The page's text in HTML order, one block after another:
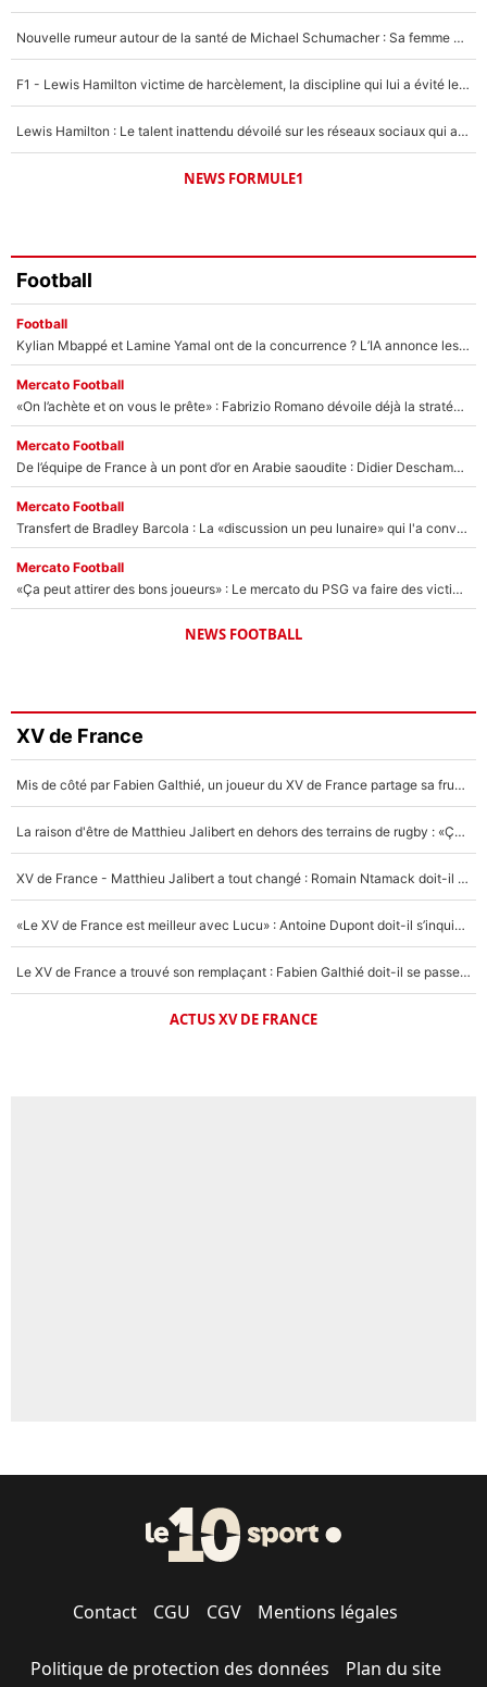
Nouvelle rumeur autour de la santé de Michael Schumacher : Sa femme Corinna sort du silence
F1 - Lewis Hamilton victime de harcèlement, la discipline qui lui a évité le pire : «J'aurais probablement mal tourné»
Lewis Hamilton : Le talent inattendu dévoilé sur les réseaux sociaux qui a impressionné Kim Kardashian pendant leurs vacances en amoureux !
NEWS FORMULE1
Football
Football
Kylian Mbappé et Lamine Yamal ont de la concurrence ? L’IA annonce les 5 joueurs qui vont dominer le football dans les années à venir !
Mercato Football
«On l’achète et on vous le prête» : Fabrizio Romano dévoile déjà la stratégie du PSG avec le transfert de Zion Suzuki !
Mercato Football
De l’équipe de France à un pont d’or en Arabie saoudite : Didier Deschamps a donné sa réponse !
Mercato Football
Transfert de Bradley Barcola : La «discussion un peu lunaire» qui l'a convaincu de quitter le PSG, son entourage est pointé du doigt
Mercato Football
«Ça peut attirer des bons joueurs» : Le mercato du PSG va faire des victimes dans l'effectif de Luis Enrique ?
NEWS FOOTBALL
XV de France
Mis de côté par Fabien Galthié, un joueur du XV de France partage sa frustration : «ils ne me l’ont pas dit tout de suite»
La raison d'être de Matthieu Jalibert en dehors des terrains de rugby : «Ça m'atteint autant que si tu touches à un membre de ma famille»
XV de France - Matthieu Jalibert a tout changé : Romain Ntamack doit-il s’inquiéter pour sa place à un an de la Coupe du monde ?
«Le XV de France est meilleur avec Lucu» : Antoine Dupont doit-il s’inquiéter pour sa place ?
Le XV de France a trouvé son remplaçant : Fabien Galthié doit-il se passer d'Antoine Dupont ?
ACTUS XV DE FRANCE
Contact CGU CGV Mentions légales
Politique de protection des données Plan du site